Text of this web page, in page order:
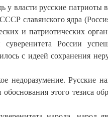
у власти русские
славянского ядра
и патриотических
России
с идеей сохранения
недоразумение. Русские
этого тезиса